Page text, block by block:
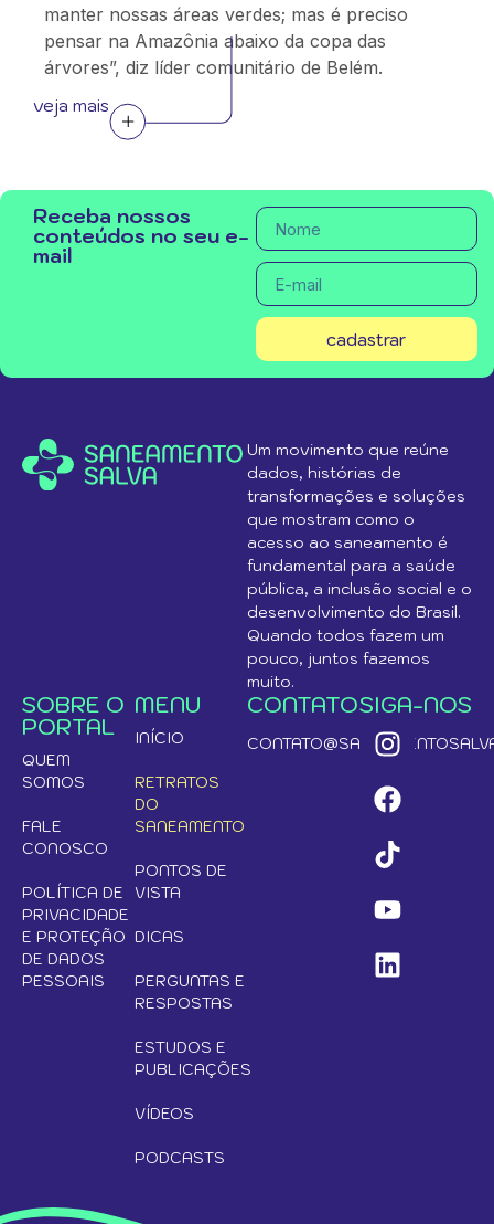
manter nossas áreas verdes; mas é preciso
pensar na Amazônia abaixo da copa das
árvores”, diz líder comunitário de Belém.
veja mais
Receba nossos
conteúdos no seu e-
mail
cadastrar
Um movimento que reúne
dados, histórias de
transformações e soluções
que mostram como o
acesso ao saneamento é
fundamental para a saúde
pública, a inclusão social e o
desenvolvimento do Brasil.
Quando todos fazem um
pouco, juntos fazemos
muito.
SOBRE O
PORTAL
QUEM
SOMOS
FALE
CONOSCO
POLÍTICA DE
PRIVACIDADE
E PROTEÇÃO
DE DADOS
PESSOAIS
MENU
INÍCIO
RETRATOS
DO
SANEAMENTO
PONTOS DE
VISTA
DICAS
PERGUNTAS E
RESPOSTAS
ESTUDOS E
PUBLICAÇÕES
VÍDEOS
PODCASTS
CONTATOSIGA-NOS